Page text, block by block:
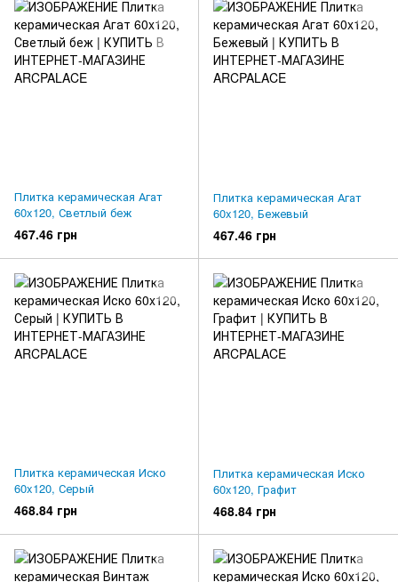
Плитка керамическая Агат
60x120, Светлый беж
467.46 грн
Плитка керамическая Агат
60x120, Бежевый
467.46 грн
Плитка керамическая Иско
60x120, Серый
468.84 грн
Плитка керамическая Иско
60x120, Графит
468.84 грн